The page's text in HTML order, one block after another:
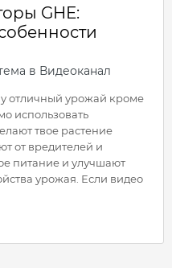
GHE:
в Видеоканал
отличный урожай кроме
использовать
твое растение
от вредителей и
питание и улучшают
урожая. Если видео